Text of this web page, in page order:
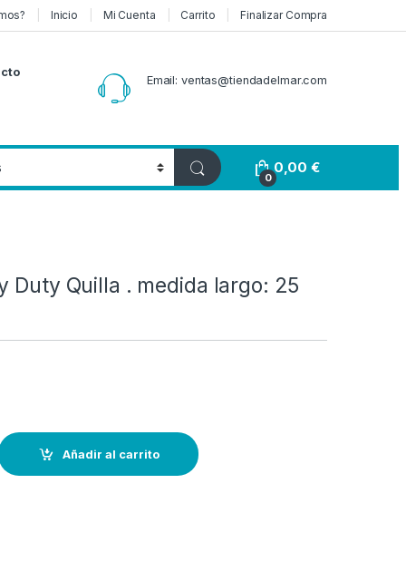
Inicio Mi Cuenta Carrito Finalizar Compra
Email: ventas@tiendadelmar.com
0
0,00€
Duty Quilla . medida largo: 25
. medida largo: 25 cm quantity
Añadir al carrito